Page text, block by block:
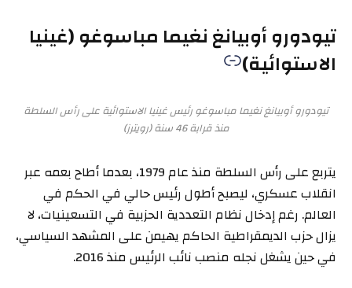
تيودورو أوبيانغ نغيما مباسوغو (غينيا
الاستوائية)
تيودورو أوبيانغ نغيما مباسوغو رئيس غينيا الاستوائية على رأس السلطة
منذ قرابة 46 سنة (رويترز)
يتربع على رأس السلطة منذ عام 1979، بعدما أطاح بعمه عبر
انقلاب عسكري، ليصبح أطول رئيس حالي في الحكم في
العالم. رغم إدخال نظام التعددية الحزبية في التسعينيات، لا
يزال حزب الديمقراطية الحاكم يهيمن على المشهد السياسي،
في حين يشغل نجله منصب نائب الرئيس منذ 2016.